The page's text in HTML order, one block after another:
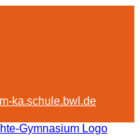
ka.schule.bwl.de